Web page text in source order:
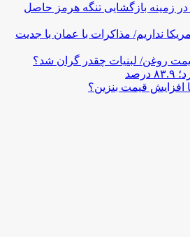
زمینه بازگشایی تنگه هرمز حاصل
نداریم/ مذاکرات با عمان با جدیت
افزایش قیمت بنزین؟